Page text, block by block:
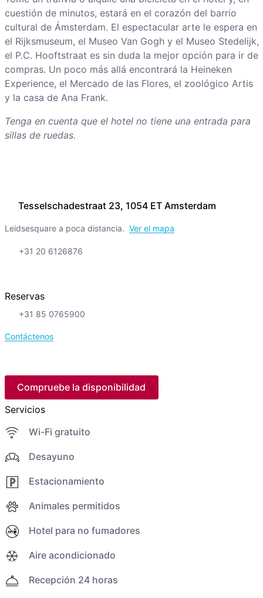
Tesselschadestraat 23, 1054 ET Amsterdam
Leidsesquare a poca distancia. Ver el mapa
+31 20 6126876
Reservas
+31 85 0765900
Contáctenos
Compruebe la disponibilidad
Servicios
Wi-Fi gratuito
Desayuno
Estacionamiento
Animales permitidos
Hotel para no fumadores
Aire acondicionado
Recepción 24 horas
cuestión de minutos, estará en el corazón del barrio
cultural de Ámsterdam. El espectacular arte le espera en
el Rijksmuseum, el Museo Van Gogh y el Museo Stedelijk,
el P.C. Hooftstraat es sin duda la mejor opción para ir de
compras. Un poco más allá encontrará la Heineken
Experience, el Mercado de las Flores, el zoológico Artis
y la casa de Ana Frank.
Tenga en cuenta que el hotel no tiene una entrada para
sillas de ruedas.